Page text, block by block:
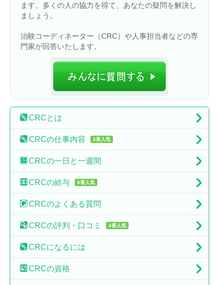
ます。多くの人の協力を得て、あなたの疑問を解決し
ましょう。
治験コーディネーター（CRC）や人事担当者などの専
門家が回答いたします。
CRCとは
CRCの仕事内容 3番人気
CRCの一日と一週間
CRCの給与 6番人気
CRCのよくある質問
CRCの評判・口コミ 4番人気
CRCになるには
CRCの資格